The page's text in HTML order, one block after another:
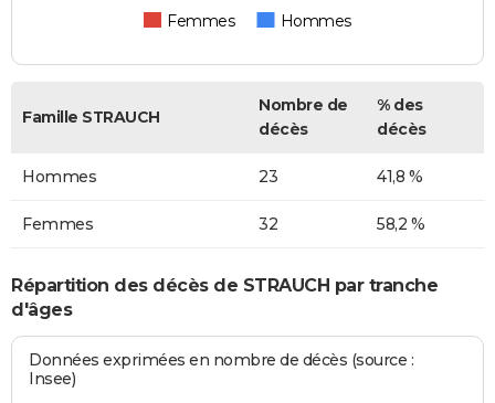
Femmes Hommes
Famille STRAUCH
Nombre de
décès
% des
décès
Hommes 23 41,8 %
Femmes 32 58,2 %
Répartition des décès de STRAUCH par tranche
d'âges
Données exprimées en nombre de décès (source :
Insee)